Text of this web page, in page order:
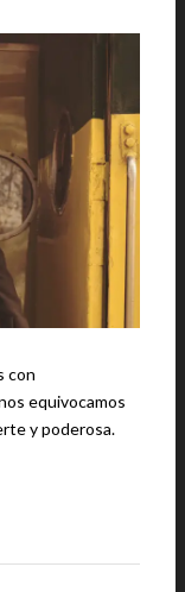
con
equivocamos
y poderosa.